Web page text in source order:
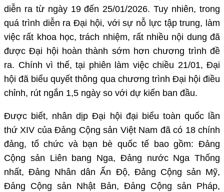
diễn ra từ ngày 19 đến 25/01/2026. Tuy nhiên, trong
quá trình diễn ra Đại hội, với sự nỗ lực tập trung, làm
việc rất khoa học, trách nhiệm, rất nhiều nội dung đã
được Đại hội hoàn thành sớm hơn chương trình đề
ra. Chính vì thế, tại phiên làm việc chiều 21/01, Đại
hội đã biểu quyết thông qua chương trình Đại hội điều
chỉnh, rút ngắn 1,5 ngày so với dự kiến ban đầu.
Được biết, nhân dịp Đại hội đại biểu toàn quốc lần
thứ XIV của Đảng Cộng sản Việt Nam đã có 18 chính
đảng, tổ chức và bạn bè quốc tế bao gồm: Đảng
Cộng sản Liên bang Nga, Đảng nước Nga Thống
nhất, Đảng Nhân dân Ấn Độ, Đảng Cộng sản Mỹ,
Đảng Cộng sản Nhật Bản, Đảng Cộng sản Pháp,